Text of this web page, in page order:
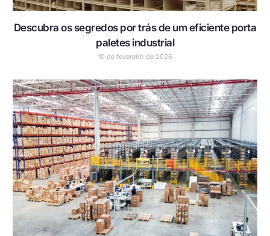
Descubra os segredos por trás de um eficiente porta
paletes industrial
10 de fevereiro de 2026